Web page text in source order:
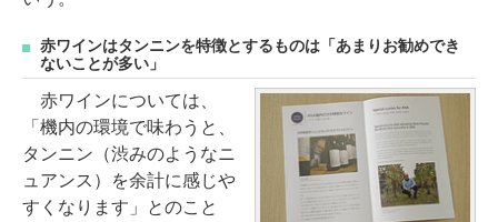
赤ワインはタンニンを特徴とするものは「あまりお勧めでき
ないことが多い」
赤ワインについては、
「機内の環境で味わうと、
タンニン（渋みのようなニ
ュアンス）を余計に感じや
すくなります」とのこと